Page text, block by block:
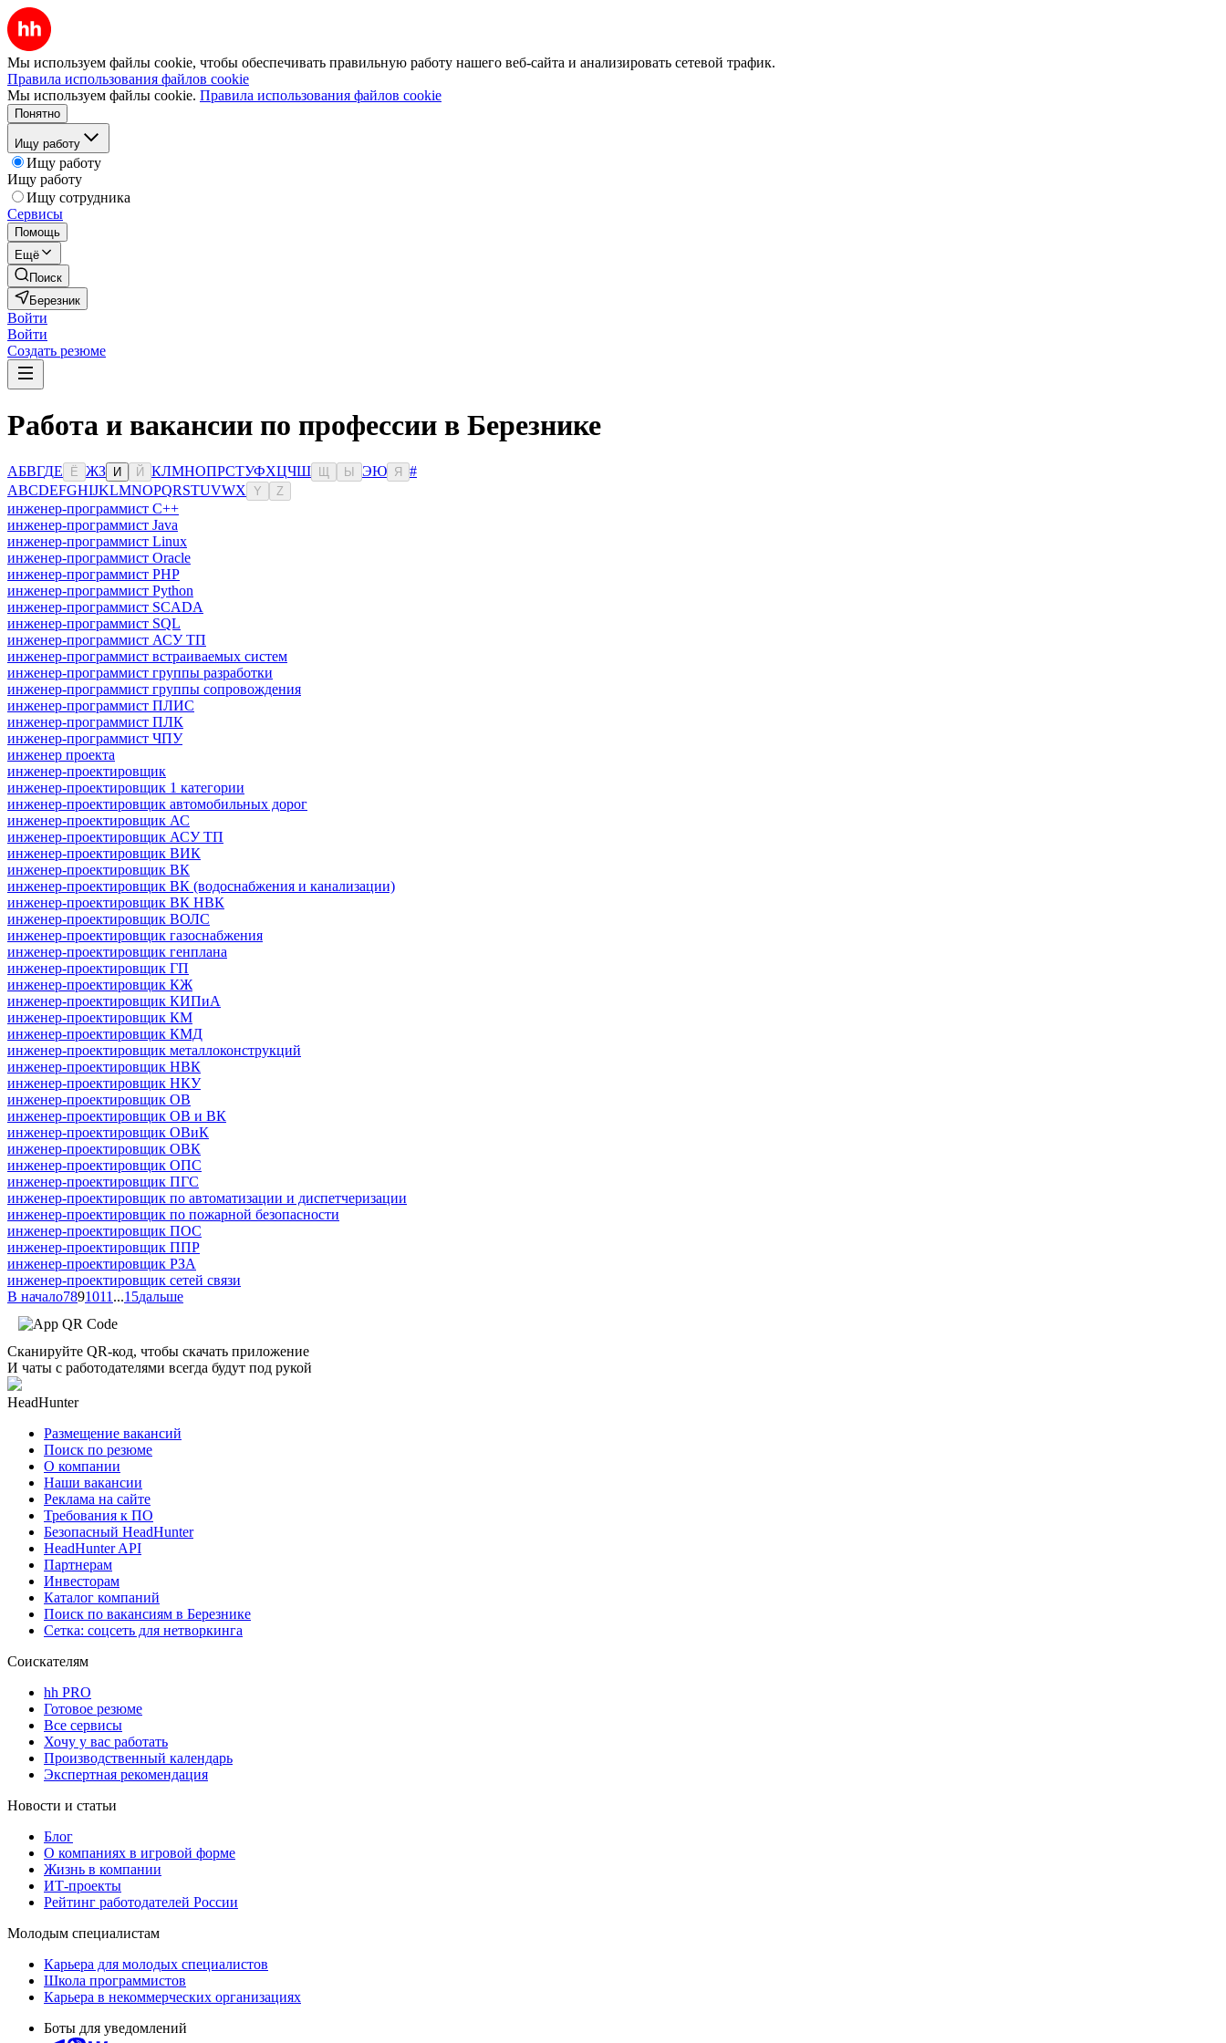
Мы используем файлы cookie, чтобы обеспечивать правильную работу нашего веб-сайта и анализировать сетевой трафик.
Правила использования файлов cookie
Мы используем файлы cookie. Правила использования файлов cookie
Понятно
Ищу работу
Ищу работу
Ищу работу
Ищу сотрудника
Сервисы
Помощь
Ещё
Поиск
Березник
Войти
Войти
Создать резюме
Работа и вакансии по профессии в Березнике
АБВГДЕ Ё ЖЗ И Й КЛМНОПРСТУФХЦЧШ Ы ЭЮ Я
#
ABCDEFGHIJKLMNOPQRSTUVWX Y Z
инженер-программист C++
инженер-программист Java
инженер-программист Linux
инженер-программист Oracle
инженер-программист PHP
инженер-программист Python
инженер-программист SCADA
инженер-программист SQL
инженер-программист АСУ ТП
инженер-программист встраиваемых систем
инженер-программист группы разработки
инженер-программист группы сопровождения
инженер-программист ПЛИС
инженер-программист ПЛК
инженер-программист ЧПУ
инженер проекта
инженер-проектировщик
инженер-проектировщик 1 категории
инженер-проектировщик автомобильных дорог
инженер-проектировщик АС
инженер-проектировщик АСУ ТП
инженер-проектировщик ВИК
инженер-проектировщик ВК
инженер-проектировщик ВК (водоснабжения и канализации)
инженер-проектировщик ВК НВК
инженер-проектировщик ВОЛС
инженер-проектировщик газоснабжения
инженер-проектировщик генплана
инженер-проектировщик ГП
инженер-проектировщик КЖ
инженер-проектировщик КИПиА
инженер-проектировщик КМ
инженер-проектировщик КМД
инженер-проектировщик металлоконструкций
инженер-проектировщик НВК
инженер-проектировщик НКУ
инженер-проектировщик ОВ
инженер-проектировщик ОВ и ВК
инженер-проектировщик ОВиК
инженер-проектировщик ОВК
инженер-проектировщик ОПС
инженер-проектировщик ПГС
инженер-проектировщик по автоматизации и диспетчеризации
инженер-проектировщик по пожарной безопасности
инженер-проектировщик ПОС
инженер-проектировщик ППР
инженер-проектировщик РЗА
инженер-проектировщик сетей связи
В начало7891011 ...15дальше
Сканируйте QR-код, чтобы скачать приложение
И чаты с работодателями всегда будут под рукой
HeadHunter
Размещение вакансий
Поиск по резюме
О компании
Наши вакансии
Реклама на сайте
Требования к ПО
Безопасный HeadHunter
HeadHunter API
Партнерам
Инвесторам
Каталог компаний
Поиск по вакансиям в Березнике
Сетка: соцсеть для нетворкинга
Соискателям
hh PRO
Готовое резюме
Все сервисы
Хочу у вас работать
Производственный календарь
Экспертная рекомендация
Новости и статьи
Блог
О компаниях в игровой форме
Жизнь в компании
ИТ-проекты
Рейтинг работодателей России
Молодым специалистам
Карьера для молодых специалистов
Школа программистов
Карьера в некоммерческих организациях
Боты для уведомлений